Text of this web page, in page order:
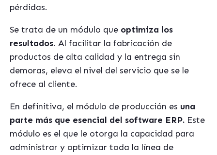
pérdidas.
Se trata de un módulo que optimiza los
resultados. Al facilitar la fabricación de
productos de alta calidad y la entrega sin
demoras, eleva el nivel del servicio que se le
ofrece al cliente.
En definitiva, el módulo de producción es una
parte más que esencial del software ERP. Este
módulo es el que le otorga la capacidad para
administrar y optimizar toda la línea de